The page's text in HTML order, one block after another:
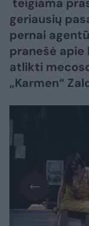
geriausių
pernai
pranešė apie
atlikti
„Karmen“